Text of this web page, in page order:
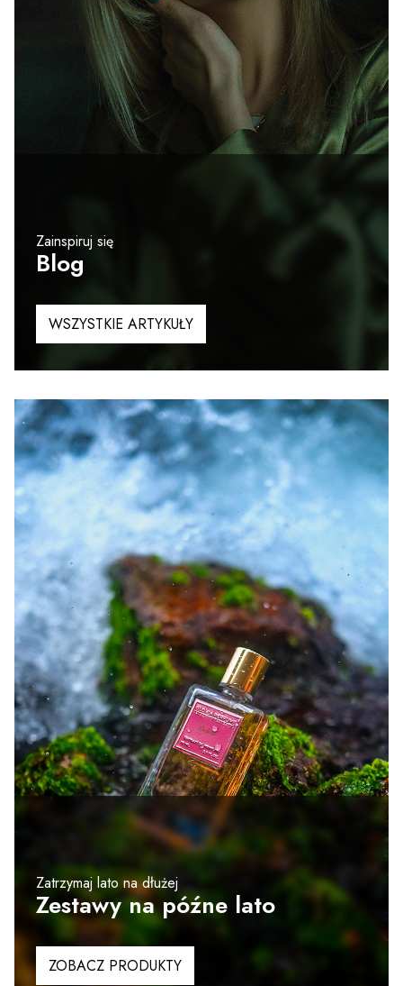
Zainspiruj się
Blog
WSZYSTKIE ARTYKUŁY
Zatrzymaj lato na dłużej
Zestawy na późne lato
ZOBACZ PRODUKTY